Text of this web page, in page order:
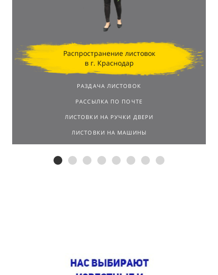
Распространение листовок
в г. Краснодар
РАЗДАЧА ЛИСТОВОК
РАССЫЛКА ПО ПОЧТЕ
ЛИСТОВКИ НА РУЧКИ ДВЕРИ
ЛИСТОВКИ НА МАШИНЫ